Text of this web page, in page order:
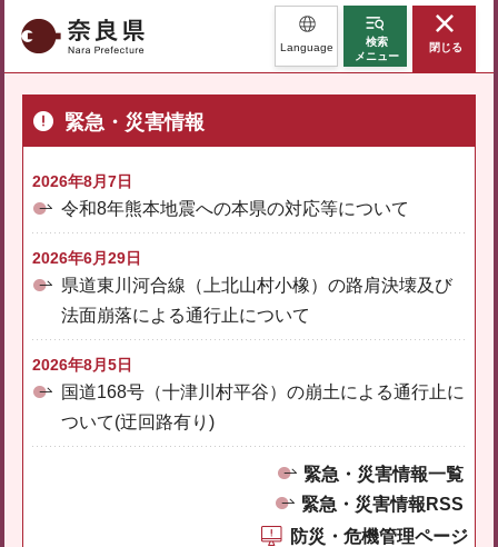
奈良県 Language
検索
メニュー
閉じる
緊急・災害情報
2026年8月7日
令和8年熊本地震への本県の対応等について
2026年6月29日
県道東川河合線（上北山村小橡）の路肩決壊及び
法面崩落による通行止について
2026年8月5日
国道168号（十津川村平谷）の崩土による通行止に
ついて(迂回路有り)
緊急・災害情報一覧
緊急・災害情報RSS
防災・危機管理ページ